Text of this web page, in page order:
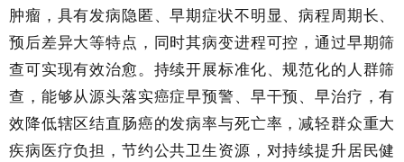
肿瘤，具有发病隐匿、早期症状不明显、病程周期长、
预后差异大等特点，同时其病变进程可控，通过早期筛
查可实现有效治愈。持续开展标准化、规范化的人群筛
查，能够从源头落实癌症早预警、早干预、早治疗，有
效降低辖区结直肠癌的发病率与死亡率，减轻群众重大
疾病医疗负担，节约公共卫生资源，对持续提升居民健